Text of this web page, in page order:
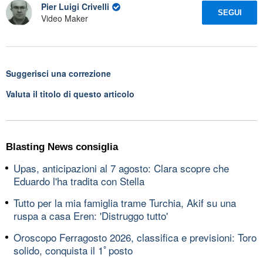
Pier Luigi Crivelli
Video Maker
SEGUI
Suggerisci una correzione
Valuta il titolo di questo articolo
Blasting News consiglia
Upas, anticipazioni al 7 agosto: Clara scopre che
Eduardo l'ha tradita con Stella
Tutto per la mia famiglia trame Turchia, Akif su una
ruspa a casa Eren: 'Distruggo tutto'
Oroscopo Ferragosto 2026, classifica e previsioni: Toro
solido, conquista il 1ﾟposto